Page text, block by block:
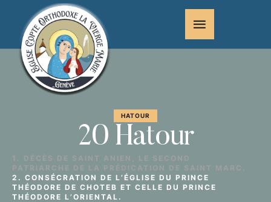
HATOUR
20 Hatour
1. DÉCÈS DE SAINT ANIEN, LE SECOND
PATRIARCHE DE LA PRÉDICATION DE SAINT MARC.
2. CONSÉCRATION DE L’ÉGLISE DU PRINCE
THÉODORE DE CHOTEB ET CELLE DU PRINCE
THÉODORE L’ORIENTAL.